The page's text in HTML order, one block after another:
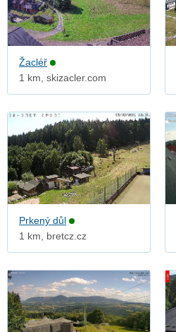
Žacléř
1 km, skizacler.com
Prkený důl
1 km, bretcz.cz